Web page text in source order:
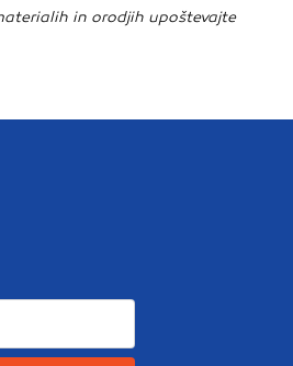
in orodjih upoštevajte